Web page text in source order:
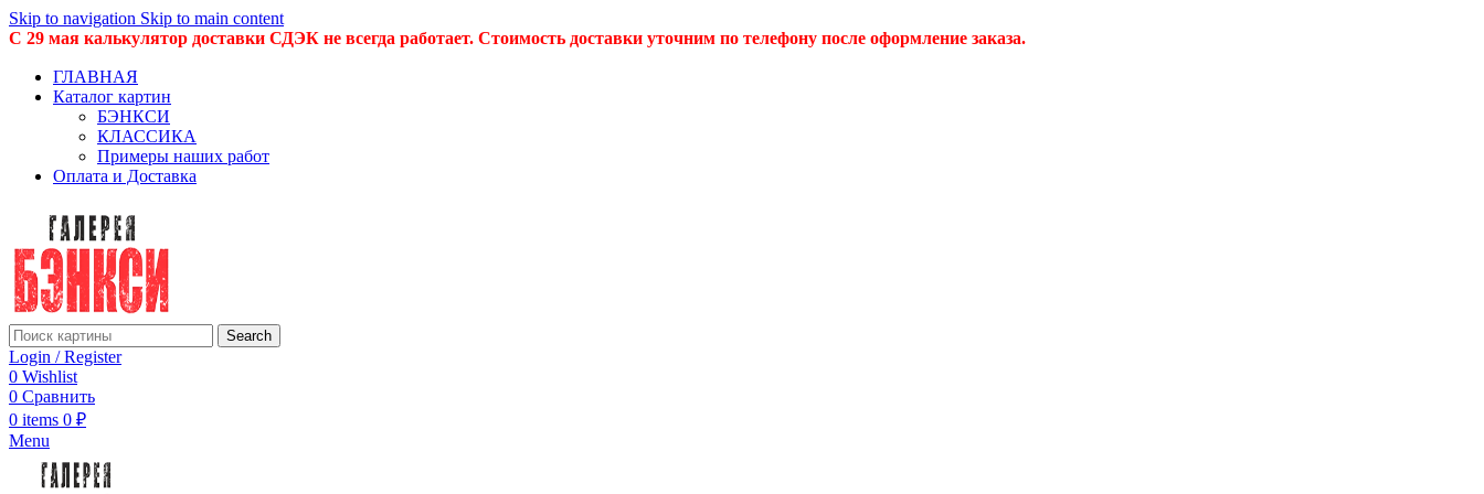
Skip to navigation Skip to main content
С 29 мая калькулятор доставки СДЭК не всегда работает. Стоимость доставки уточним по телефону после оформление заказа.
ГЛАВНАЯ
Каталог картин
БЭНКСИ
КЛАССИКА
Примеры наших работ
Оплата и Доставка
Search
Login / Register
0 Wishlist
0 Сравнить
0 items 0 ₽
Menu